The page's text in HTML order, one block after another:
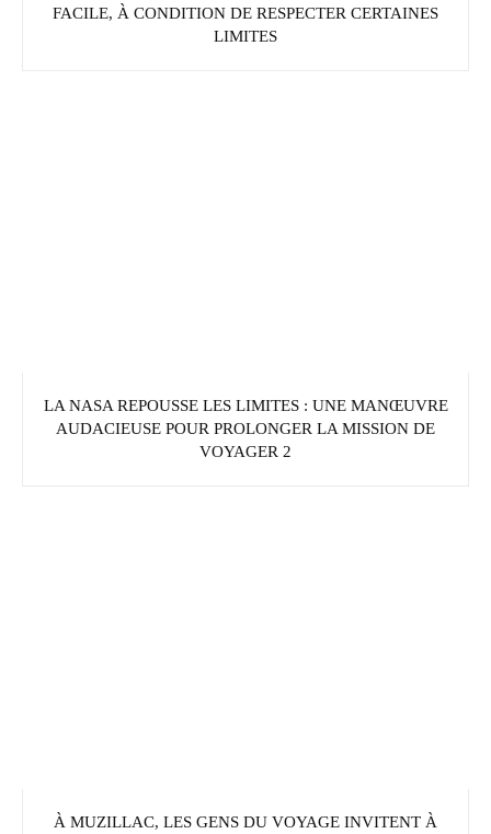
FACILE, À CONDITION DE RESPECTER CERTAINES
LIMITES
LA NASA REPOUSSE LES LIMITES : UNE MANŒUVRE
AUDACIEUSE POUR PROLONGER LA MISSION DE
VOYAGER 2
À MUZILLAC, LES GENS DU VOYAGE INVITENT À